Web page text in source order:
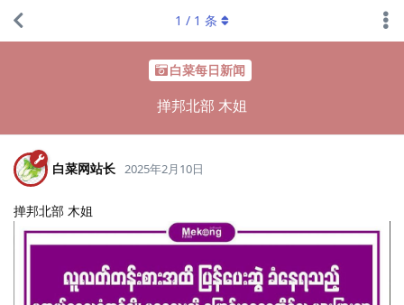
白菜每日新闻
掸邦北部 木姐
1 / 1 条
白菜网站长 2025年2月10日
掸邦北部 木姐